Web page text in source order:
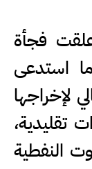
فجأة
استدعى
لإخراجها
تقليدية،
النفطية